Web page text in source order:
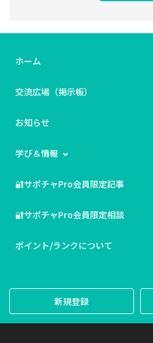
ホーム
交流広場（掲示板）
お知らせ
学び＆情報
🔐サポチャPro会員限定記事
🔐サポチャPro会員限定相談
ポイント/ランクについて
新規登録